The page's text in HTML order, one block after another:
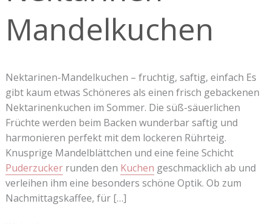
Mandelkuchen
Nektarinen-Mandelkuchen – fruchtig, saftig, einfach Es
gibt kaum etwas Schöneres als einen frisch gebackenen
Nektarinenkuchen im Sommer. Die süß-säuerlichen
Früchte werden beim Backen wunderbar saftig und
harmonieren perfekt mit dem lockeren Rührteig.
Knusprige Mandelblättchen und eine feine Schicht
Puderzuckerrunden den Kuchen geschmacklich ab und
verleihen ihm eine besonders schöne Optik. Ob zum
Nachmittagskaffee, für […]